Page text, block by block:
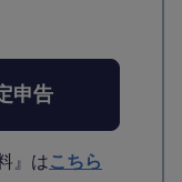
申告
』はこちら